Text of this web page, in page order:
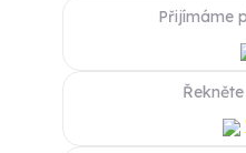
Přijímáme